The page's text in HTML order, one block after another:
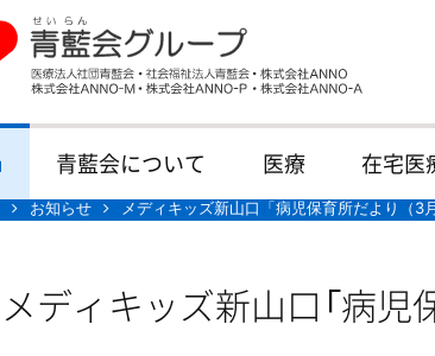
青藍会について 医療 在宅医
お知らせ メディキッズ新山口「病児保育所だより（3
メディキッズ新山口「病児